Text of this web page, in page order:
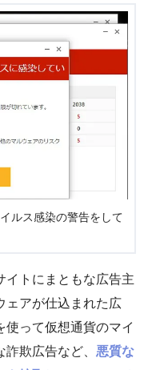
ルス感染の警告をして
トにまともな広告主
ェアが仕込まれた広
って仮想通貨のマイ
欺広告など、 悪質な